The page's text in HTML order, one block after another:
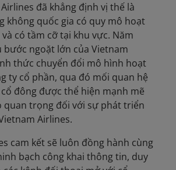
đã khẳng định vị thế là
không quốc gia có quy mô hoạt
có tầm cỡ tại khu vực. Năm
bước ngoặt lớn của Vietnam
thức chuyển đổi mô hình hoạt
ty cổ phần, qua đó mối quan hệ
đông được thể hiện mạnh mẽ
quan trọng đối với sự phát triển
Airlines.
cam kết sẽ luôn đồng hành cùng
bạch công khai thông tin, duy